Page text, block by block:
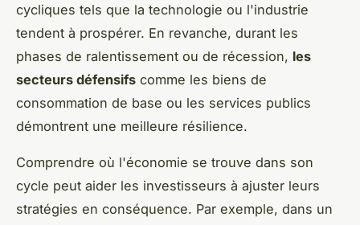
cycliques tels que la technologie ou l'industrie
tendent à prospérer. En revanche, durant les
phases de ralentissement ou de récession, les
secteurs défensifs comme les biens de
consommation de base ou les services publics
démontrent une meilleure résilience.
Comprendre où l'économie se trouve dans son
cycle peut aider les investisseurs à ajuster leurs
stratégies en conséquence. Par exemple, dans un